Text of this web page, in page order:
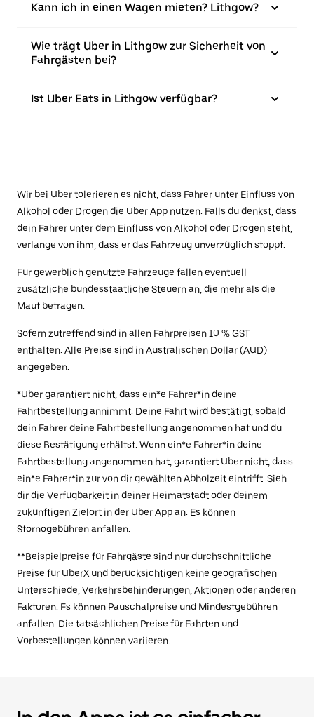
Kann ich in einen Wagen mieten? Lithgow?
Wie trägt Uber in Lithgow zur Sicherheit von
Fahrgästen bei?
Ist Uber Eats in Lithgow verfügbar?
Wir bei Uber tolerieren es nicht, dass Fahrer unter Einfluss von
Alkohol oder Drogen die Uber App nutzen. Falls du denkst, dass
dein Fahrer unter dem Einfluss von Alkohol oder Drogen steht,
verlange von ihm, dass er das Fahrzeug unverzüglich stoppt.
Für gewerblich genutzte Fahrzeuge fallen eventuell
zusätzliche bundesstaatliche Steuern an, die mehr als die
Maut betragen.
Sofern zutreffend sind in allen Fahrpreisen 10 % GST
enthalten. Alle Preise sind in Australischen Dollar (AUD)
angegeben.
*Uber garantiert nicht, dass ein*e Fahrer*in deine
Fahrtbestellung annimmt. Deine Fahrt wird bestätigt, sobald
dein Fahrer deine Fahrtbestellung angenommen hat und du
diese Bestätigung erhältst. Wenn ein*e Fahrer*in deine
Fahrtbestellung angenommen hat, garantiert Uber nicht, dass
ein*e Fahrer*in zur von dir gewählten Abholzeit eintrifft. Sieh
dir die Verfügbarkeit in deiner Heimatstadt oder deinem
zukünftigen Zielort in der Uber App an. Es können
Stornogebühren anfallen.
**Beispielpreise für Fahrgäste sind nur durchschnittliche
Preise für UberX und berücksichtigen keine geografischen
Unterschiede, Verkehrsbehinderungen, Aktionen oder anderen
Faktoren. Es können Pauschalpreise und Mindestgebühren
anfallen. Die tatsächlichen Preise für Fahrten und
Vorbestellungen können variieren.